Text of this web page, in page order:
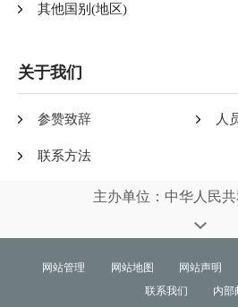
其他国别(地区)
关于我们
参赞致辞 人
联系方法
主办单位：中华人民
网站管理 网站地图 网站声明
联系我们
内部